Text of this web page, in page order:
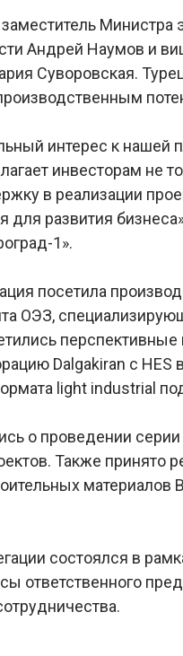
заместитель
Андрей Наумов и
Суворовская.
интерес к нашей
инвесторам не
в реализации
для развития
1».
посетила
ОЭЗ,
Dalgakiran с
light industrial
о проведении
Также принято
материалов
состоялся в
ответственного